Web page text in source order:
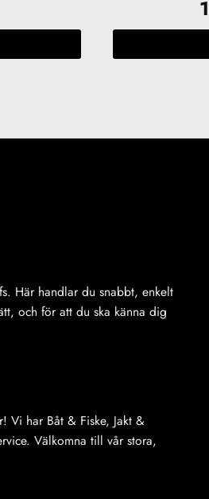
Här handlar du snabbt, enkelt
och för att du ska känna dig
Vi har Båt & Fiske, Jakt &
Välkomna till vår stora,